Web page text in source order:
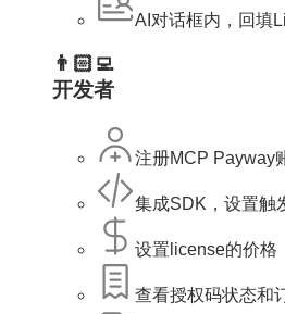
AI对话框内，回填
👨🏻‍💻
开发者
注册MCP Payway
集成SDK，设置触
设置license的价格
查看授权码状态和